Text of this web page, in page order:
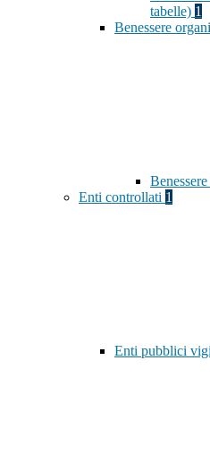
tabelle) 1
Benessere
Enti controllati 1
Enti pubblici